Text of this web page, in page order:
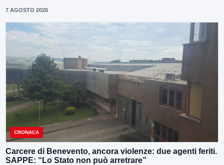
7 AGOSTO 2026
CRONACA
Carcere di Benevento, ancora violenze: due agenti feriti.
SAPPE: “Lo Stato non può arretrare”